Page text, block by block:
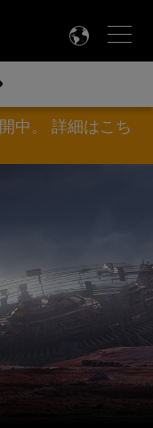

中。 詳細はこち